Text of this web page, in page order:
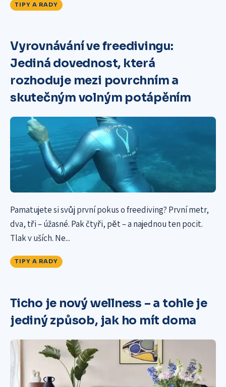
TIPY A RADY
Vyrovnávání ve freedivingu:
Jediná dovednost, která
rozhoduje mezi povrchním a
skutečným volným potápěním
Pamatujete si svůj první pokus o freediving? První metr,
dva, tři – úžasné. Pak čtyři, pět – a najednou ten pocit.
Tlak v uších. Ne...
TIPY A RADY
Ticho je nový wellness – a tohle je
jediný způsob, jak ho mít doma